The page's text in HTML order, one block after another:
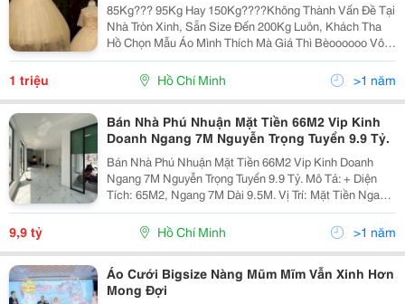
85Kg??? 95Kg Hay 150Kg????Không Thành Vấn Đề Tại
Nhà Tròn Xinh, Sẵn Size Đến 200Kg Luôn, Khách Tha
Hồ Chọn Mẫu Áo Mình Thích Mà Giá Thì Bèoooooo Vô
Tận Luôn. Chưa Đến 800K/Sore Chương Trình Khuyến
Mãi Của Tròn Xinh Vẫn Áp Dụng Nha. Áo Cưới
Bigsize...
1 triệu Hồ Chí Minh >1 năm
Bán Nhà Phú Nhuận Mặt Tiền 66M2 Vip Kinh
Doanh Ngang 7M Nguyễn Trọng Tuyển 9.9 Tỷ.
Bán Nhà Phú Nhuận Mặt Tiền 66M2 Vip Kinh Doanh
Ngang 7M Nguyễn Trọng Tuyển 9.9 Tỷ. Mô Tả: + Diện
Tích: 65M2, Ngang 7M Dài 9.5M. Vị Trí: Mặt Tiền Ngang
Khủng Đang Cho Thuê Áo Cưới 35 Triệu/Tháng Thời
Hạn 3 Năm. Mô Tả: Phù Hợp Kinh Doanh Các...
9,9 tỷ Hồ Chí Minh >1 năm
Áo Cưới Bigsize Nàng Mũm Mĩm Vẫn Xinh Hơn
Mong Đợi